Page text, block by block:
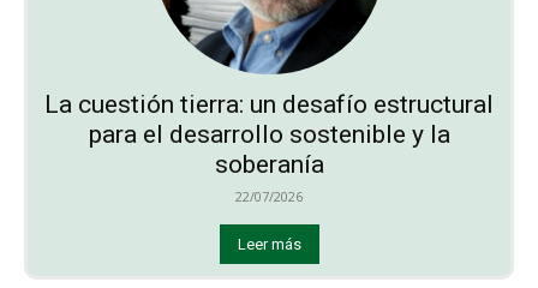
La cuestión tierra: un desafío estructural
para el desarrollo sostenible y la
soberanía
22/07/2026
Leer más